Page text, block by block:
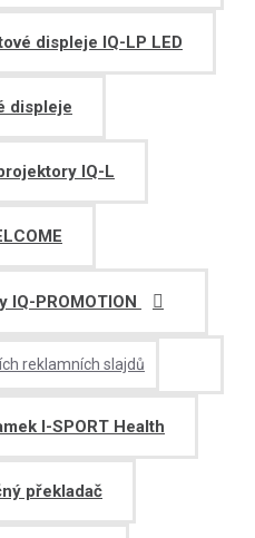
displeje IQ-LP LED
displeje
IQ-L
IQ-PROMOTION
reklamních slajdů
I-SPORT Health
překladač